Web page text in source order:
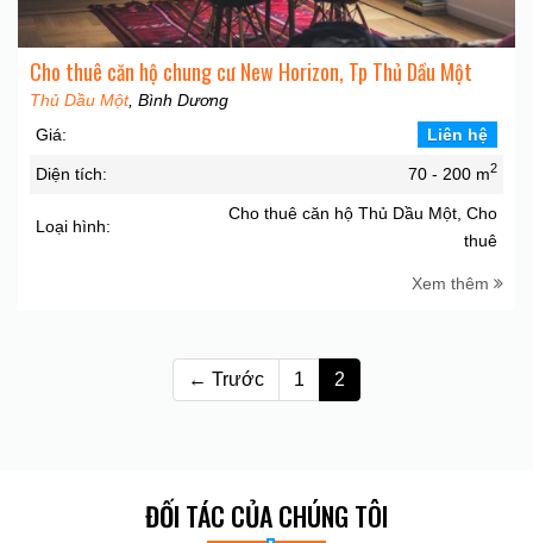
Cho thuê căn hộ chung cư New Horizon, Tp Thủ Dầu Một
Thủ Dầu Một, Bình Dương
Giá:
Liên hệ
Diện tích: 70 - 200 m2
Loại hình:
Cho thuê căn hộ Thủ Dầu Một, Cho
thuê
Xem thêm
← Trước 1 2
ĐỐI TÁC CỦA CHÚNG TÔI